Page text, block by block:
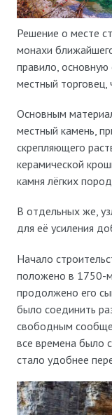
Решение о месте
монахи
правило, основную
местный
Основным
местный камень,
скрепляющего
керамической
камня лёгких
В отдельных же,
для её усиления
Начало
положено в 1750-
продолжено его
было соединить
свободным
все времена было
стало удобнее